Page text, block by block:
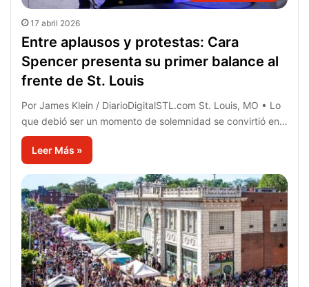
17 abril 2026
Entre aplausos y protestas: Cara
Spencer presenta su primer balance al
frente de St. Louis
Por James Klein / DiarioDigitalSTL.com St. Louis, MO • Lo
que debió ser un momento de solemnidad se convirtió en…
Leer Más »